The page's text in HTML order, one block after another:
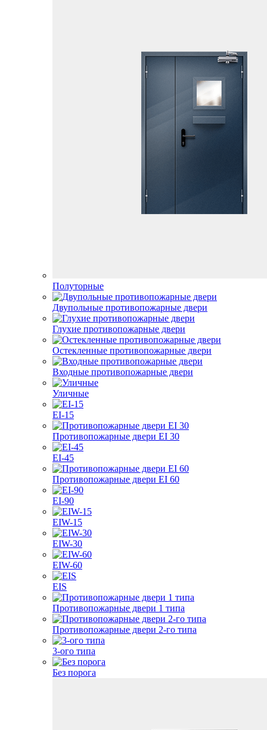
Полуторные
Двупольные противопожарные двери
Глухие противопожарные двери
Остекленные противопожарные двери
Входные противопожарные двери
Уличные
EI-15
Противопожарные двери EI 30
EI-45
Противопожарные двери EI 60
EI-90
EIW-15
EIW-30
EIW-60
EIS
Противопожарные двери 1 типа
Противопожарные двери 2-го типа
3-ого типа
Без порога